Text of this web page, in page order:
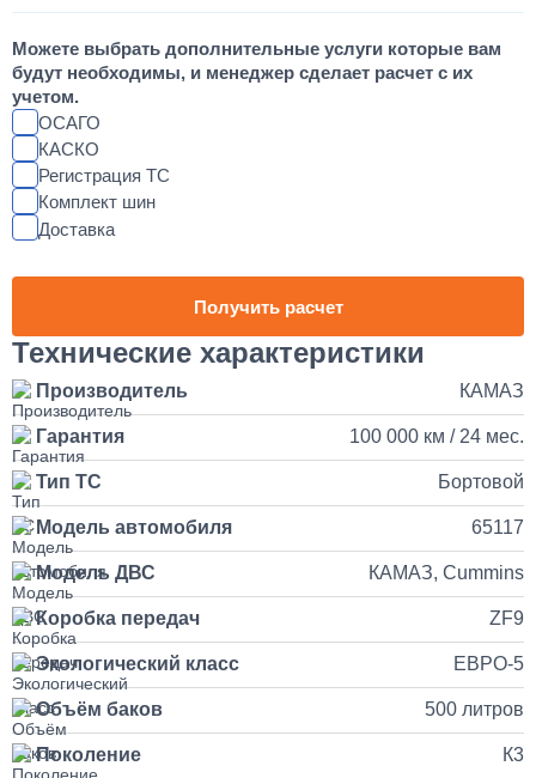
55 000
Установка магнитолы и динамиков в КАМАЗ
Наращивание кузова и бортов на КАМАЗ
150 000
от 5 до 10 дней
Установка и подключение рации с антенной на КАМАЗ
35 000
1 день
Установка продувочного пистолета в кабину
3 500
Можете выбрать дополнительные услуги которые вам
будут необходимы, и менеджер сделает расчет с их
учетом.
ОСАГО
КАСКО
Регистрация ТС
Комплект шин
Доставка
Получить расчет
Технические характеристики
Производитель КАМАЗ
Гарантия 100 000 км / 24 мес.
Тип ТС Бортовой
Модель автомобиля 65117
Модель ДВС КАМАЗ, Cummins
Коробка передач ZF9
Экологический класс ЕВРО-5
Объём баков 500 литров
Поколение К3